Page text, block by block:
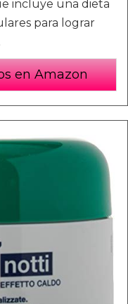
incluye una dieta
para lograr
en Amazon